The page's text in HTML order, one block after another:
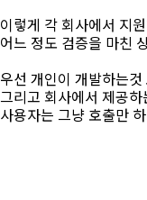
이렇게 각 회사에서 지
어느 정도 검증을 마친
우선 개인이 개발하는
그리고 회사에서 제공
사용자는 그냥 호출만